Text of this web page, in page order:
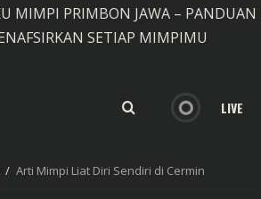
MIMPI PRIMBON JAWA – PANDUAN
SETIAP MIMPIMU
LIVE
Arti Mimpi Liat Diri Sendiri di Cermin